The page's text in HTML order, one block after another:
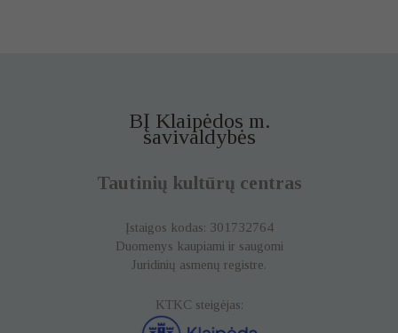
BĮ Klaipėdos m.
savivaldybės
Tautinių kultūrų centras
Įstaigos kodas: 301732764
Duomenys kaupiami ir saugomi
Juridinių asmenų registre.
KTKC steigėjas: